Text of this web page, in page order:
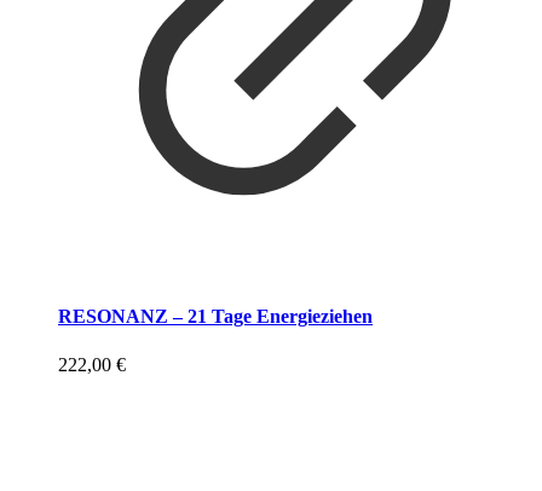
RESONANZ – 21 Tage Energieziehen
222,00 €